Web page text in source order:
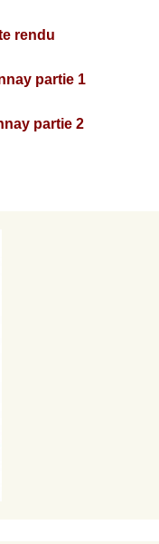
rendu
partie 1
partie 2